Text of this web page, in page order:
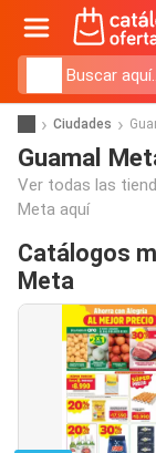
Ciudades
Guamal
Ver todas las
Meta aquí
Catálogos
Meta